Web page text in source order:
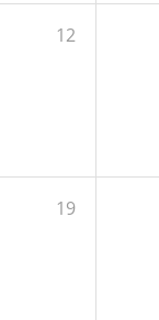
12
19